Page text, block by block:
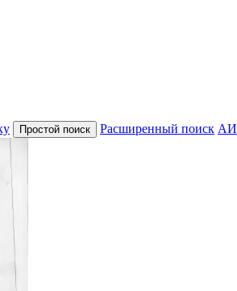
Расширенный поиск